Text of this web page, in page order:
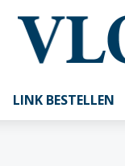
LINK BESTELLEN